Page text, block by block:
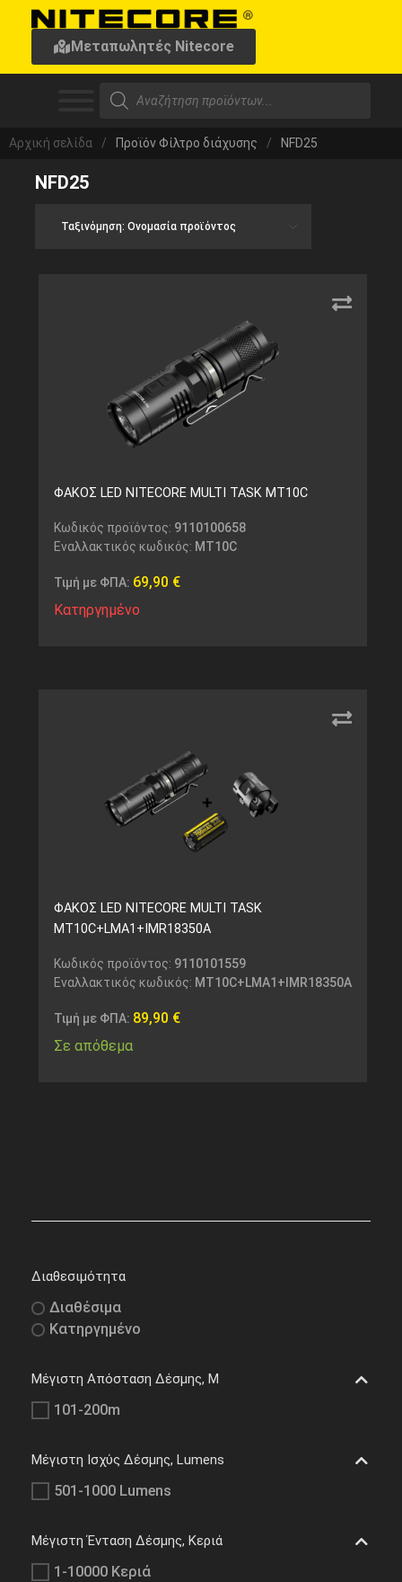
Μεταπωλητές Nitecore
Αρχική σελίδα / Προϊόν Φίλτρο διάχυσης / NFD25
NFD25
ΦΑΚΟΣ LED NITECORE MULTI TASK MT10C
Κωδικός προϊόντος: 9110100658
Εναλλακτικός κωδικός: MT10C
Τιμή με ΦΠΑ: 69,90 €
Κατηργημένο
ΦΑΚΟΣ LED NITECORE MULTI TASK
MT10C+LMA1+IMR18350A
Κωδικός προϊόντος: 9110101559
Εναλλακτικός κωδικός: MT10C+LMA1+IMR18350A
Τιμή με ΦΠΑ: 89,90 €
Σε απόθεμα
Διαθεσιμότητα
Διαθέσιμα
Κατηργημένο
Μέγιστη Απόσταση Δέσμης, M
101-200m
Μέγιστη Ισχύς Δέσμης, Lumens
501-1000 Lumens
Μέγιστη Ένταση Δέσμης, Κεριά
1-10000 Κεριά